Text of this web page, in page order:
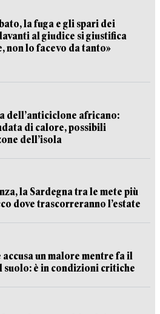
la fuga e gli spari dei
al giudice si giustifica
non lo facevo da tanto»
dell’anticiclone africano:
di calore, possibili
dell’isola
la Sardegna tra le mete più
dove trascorreranno l’estate
accusa un malore mentre fa il
suolo: è in condizioni critiche